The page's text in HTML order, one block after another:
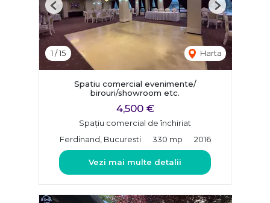
1 /15 Harta
Previous Next
Spatiu comercial evenimente/
birouri/showroom etc.
4,500 €
Spațiu comercial de închiriat
Ferdinand, Bucuresti
330 mp 2016
Vezi mai multe detalii